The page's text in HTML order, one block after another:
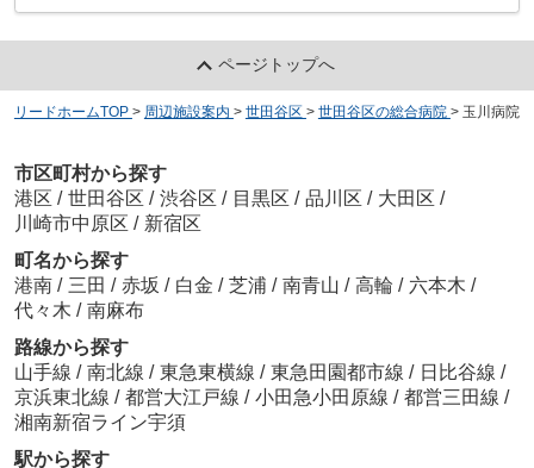
ページトップへ
リードホームTOP > 周辺施設案内 > 世田谷区 > 世田谷区の総合病院 > 玉川病院
市区町村から探す
港区 / 世田谷区 / 渋谷区 / 目黒区 / 品川区 / 大田区 /
川崎市中原区 / 新宿区
町名から探す
港南 / 三田 / 赤坂 / 白金 / 芝浦 / 南青山 / 高輪 / 六本木 /
代々木 / 南麻布
路線から探す
山手線 / 南北線 / 東急東横線 / 東急田園都市線 / 日比谷線 /
京浜東北線 / 都営大江戸線 / 小田急小田原線 / 都営三田線 /
湘南新宿ライン宇須
駅から探す